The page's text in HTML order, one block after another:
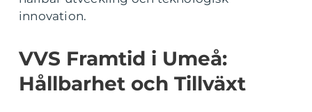
innovation.
VVS Framtid i Umeå:
Hållbarhet och Tillväxt